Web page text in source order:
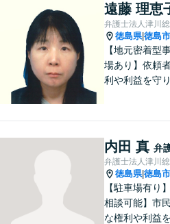
遠藤 理恵
弁護士法人津川
徳島県|徳島市
【地元密着型
場あり】依頼
利や利益を守
を払い、丁寧
ります。個人
らゆる問題に
内田 真 弁
弁護士法人津川
徳島県|徳島市
【駐車場有り
相談可能】市
な権利や利益